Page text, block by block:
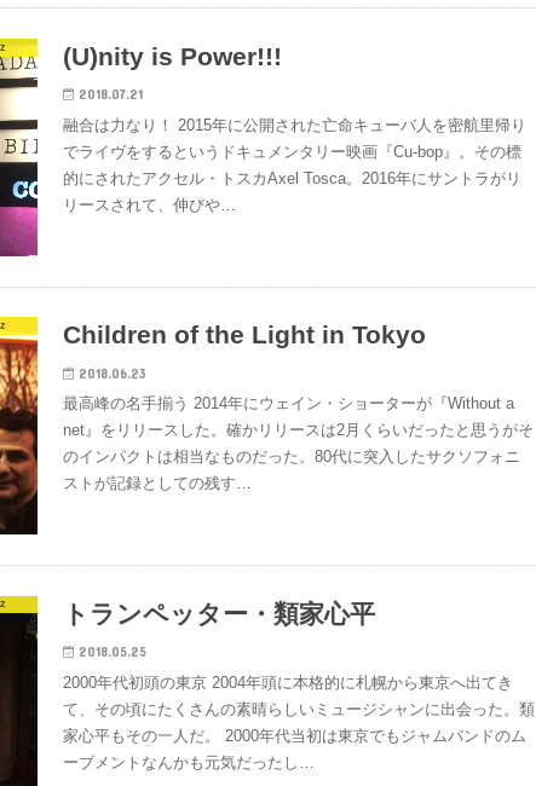
(U)nity is Power!!!
2018.07.21
融合は力なり！ 2015年に公開された亡命キューバ人を密航里帰り
でライヴをするというドキュメンタリー映画『Cu-bop』。その標
的にされたアクセル・トスカAxel Tosca。2016年にサントラがリ
リースされて、伸びや…
Children of the Light in Tokyo
2018.06.23
最高峰の名手揃う 2014年にウェイン・ショーターが『Without a
net』をリリースした。確かリリースは2月くらいだったと思うがそ
のインパクトは相当なものだった。80代に突入したサクソフォニ
ストが記録としての残す…
トランペッター・類家心平
2018.05.25
2000年代初頭の東京 2004年頭に本格的に札幌から東京へ出てき
て、その頃にたくさんの素晴らしいミュージシャンに出会った。類
家心平もその一人だ。 2000年代当初は東京でもジャムバンドのム
ーブメントなんかも元気だったし…